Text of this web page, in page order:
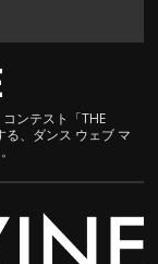
ンテスト「THE
る、ダンス ウェブ マ